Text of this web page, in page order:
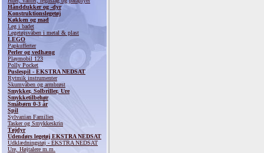
Hånddukker og -dyr
Konstruktionslegetøj
Køkken og mad
Leg i badet
Legetøjsvåben i metal & plast
LEGO
Papkufferter
Perler og vedhæng
Playmobil 123
Polly Pocket
Puslespil - EKSTRA NEDSAT
Rytmik instrumenter
Skumvåben og armbrøst
Smykker, Solbriller, Ure
Smykketilbehør
Småbørn 0-3 år
Spil
Sylvanian Families
Tasker og Smykkeskrin
Tøjdyr
Udendørs legetøj EKSTRA NEDSAT
Udklædningstøj - EKSTRA NEDSAT
Ure, Højtalere m.m.